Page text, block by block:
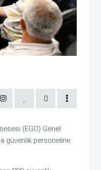
(EGO) Genel
güvenlik personeline